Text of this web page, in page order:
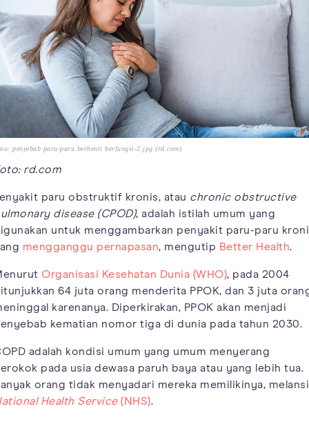
penyebab paru-paru berhenti berfungsi-2.jpg (rd.com)
rd.com
paru obstruktif kronis, atau chronic obstructive
disease (CPOD), adalah istilah umum yang
untuk menggambarkan penyakit paru-paru
mengganggu pernapasan, mengutip Better Health.
Organisasi Kesehatan Dunia (WHO), pada 2004
64 juta orang menderita PPOK, dan 3 juta
karenanya. Diperkirakan, PPOK akan menjadi
kematian nomor tiga di dunia pada tahun 2030.
adalah kondisi umum yang umum menyerang
pada usia dewasa paruh baya atau yang lebih tua.
orang tidak menyadari mereka memilikinya,
Health Service(NHS).